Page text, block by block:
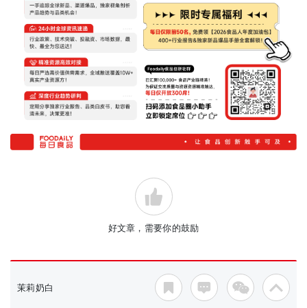
好文章，需要你的鼓励
茉莉奶白